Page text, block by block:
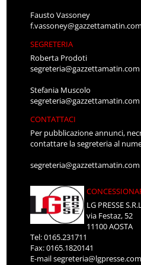
Fausto Vassoney
f.vassoney@gazzettamatin.com
SEGRETERIA
Roberta Prodoti
segreteria@gazzettamatin.com
Stefania Muscolo
segreteria@gazzettamatin.com
CONTATTACI
Per pubblicazione annunci,
contattare la segreteria al
segreteria@gazzettamatin.com
LG PRESSE
via Festaz, 52
11100 AOSTA
Tel: 0165.231711
Fax: 0165.1820141
E-mailsegreteria@lgpresse.com